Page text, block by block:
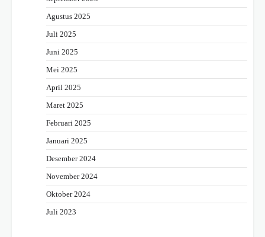
Agustus 2025
Juli 2025
Juni 2025
Mei 2025
April 2025
Maret 2025
Februari 2025
Januari 2025
Desember 2024
November 2024
Oktober 2024
Juli 2023